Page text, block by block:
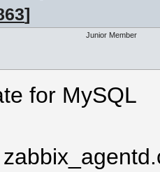
]
Junior Member
for MySQL